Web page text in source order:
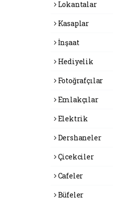
Lokantalar
Kasaplar
İnşaat
Hediyelik
Fotoğrafçılar
Emlakçılar
Elektrik
Dershaneler
Çicekciler
Cafeler
Büfeler